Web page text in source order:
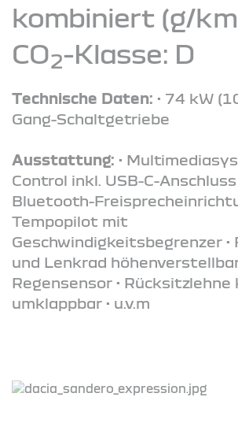
kombiniert (g/
CO2-Klasse: D
Technische Daten: • 74 kW
Gang-Schaltgetriebe
Ausstattung: •
Control inkl. USB-C-
Bluetooth-
Tempopilot mit
Geschwindigkeitsbegrenzer •
und Lenkrad höhenverstellbar
Regensensor •
umklappbar • u.v.m